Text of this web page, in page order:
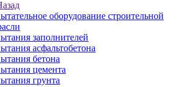
оборудование строительной
заполнителей
асфальтобетона
бетона
цемента
грунта